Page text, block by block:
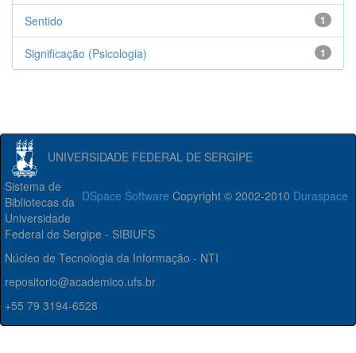
1
Sentido
1
Significação (Psicologia)
UNIVERSIDADE FEDERAL DE SERGIPE
DSpace Software Copyright © 2002-2010 Duraspace
Sistema de
Bibliotecas da
Universidade
Federal de Sergipe - SIBIUFS
Núcleo de Tecnologia da Informação - NTI
repositorio@academico.ufs.br
+55 79 3194-6528